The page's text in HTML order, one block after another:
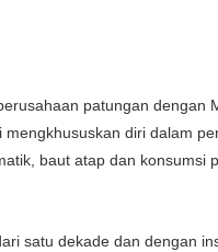
patungan dengan
diri dalam
baut atap dan konsumsi
satu dekade dan dengan